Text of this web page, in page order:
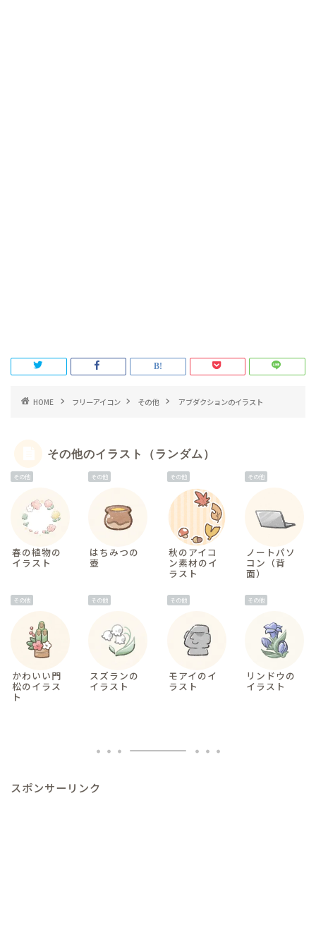
HOME フリーアイコン その他 アブダクションのイラスト
その他のイラスト（ランダム）
その他
春の植物の
イラスト
その他
はちみつの
壺
その他
秋のアイコ
ン素材のイ
ラスト
その他
ノートパソ
コン（背
面）
その他
かわいい門
松のイラス
ト
その他
スズランの
イラスト
その他
モアイのイ
ラスト
その他
リンドウの
イラスト
スポンサーリンク